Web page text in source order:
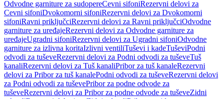
Odvodne garniture za sudopereCevni sifoniRezervni delovi za
Cevni sifoniDvokomorni sifoniRezervni delovi za Dvokomorni
sifoniRavni priključciRezervni delovi za Ravni priključciOdvodne
garniture za uređajeRezervni delovi za Odvodne garniture za
uređajeUgradni sifoniRezervni delovi za Ugradni sifoniOdvodne
garniture za izlivna koritaIzlivni ventiliTuševi i kadeTuševiPodni
odvodi za tuševeRezervni delovi za Podni odvodi za tuševeTuš
kanaliRezervni delovi za Tuš kanaliPribor za tuš kanaleRezervni
delovi za Pribor za tuš kanalePodni odvodi za tuševeRezervni delovi
za Podni odvodi za tuševePribor za podne odvode za
tuševeRezervni delovi za Pribor za podne odvode za tuševeZidni